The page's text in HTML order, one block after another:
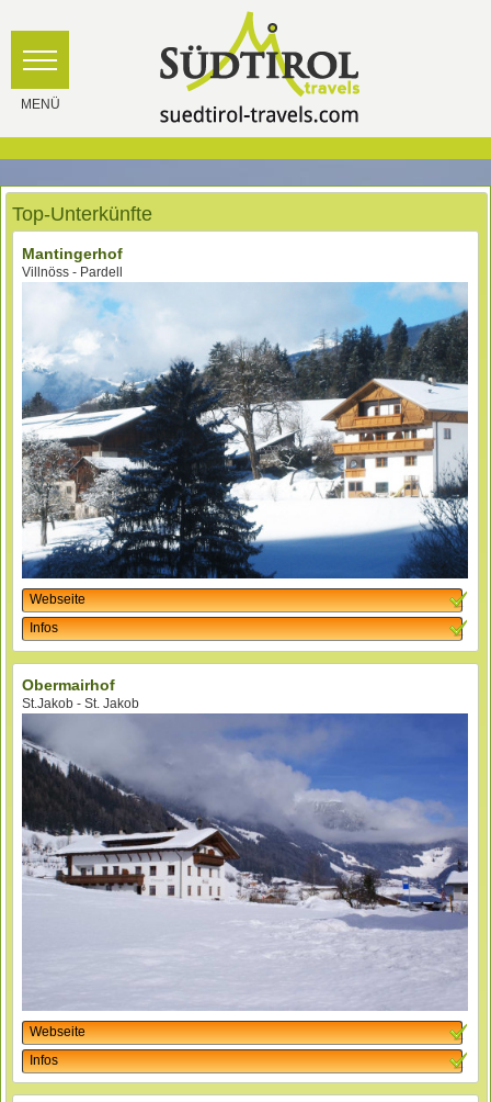
Top-Unterkünfte
Mantingerhof
Villnöss - Pardell
Webseite
Infos
Obermairhof
St.Jakob - St. Jakob
Webseite
Infos